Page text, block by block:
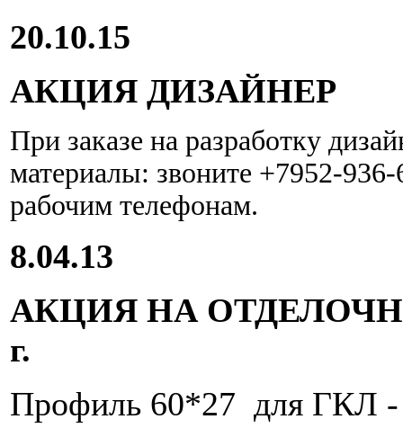
20.10.15
АКЦИЯ ДИЗАЙНЕР
При заказе на разработку
материалы: звоните +7952-
рабочим телефонам.
8.04.13
АКЦИЯ НА
г.
Профиль 60*27 для ГКЛ -